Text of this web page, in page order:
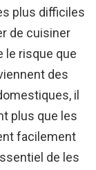
plus difficiles
de cuisiner
le risque que
des
il
plus que les
facilement
de les